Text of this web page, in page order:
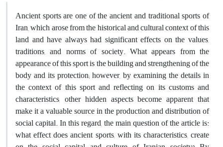
Ancient sports are one of the ancient and traditional sports of
Iran, which arose from the historical and cultural context of this
land and have always had significant effects on the values,
traditions, and norms of society. What appears from the
appearance of this sport is the building and strengthening of the
body and its protection; however, by examining the details in
the context of this sport and reflecting on its customs and
characteristics, other hidden aspects become apparent that
make it a valuable source in the production and distribution of
social capital. In this regard, the main question of the article is:
what effect does ancient sports, with its characteristics, create